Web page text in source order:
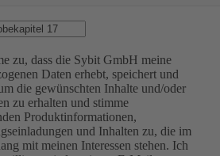
zu, dass die Sybit GmbH meine
Daten erhebt, speichert und
die gewünschten Inhalte und/oder
zu erhalten und stimme
Produktinformationen,
und Inhalten zu, die im
mit meinen Interessen stehen. Ich